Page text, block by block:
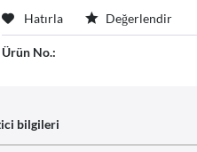
Hatırla Değerlendir
Ürün No.:
bilgileri